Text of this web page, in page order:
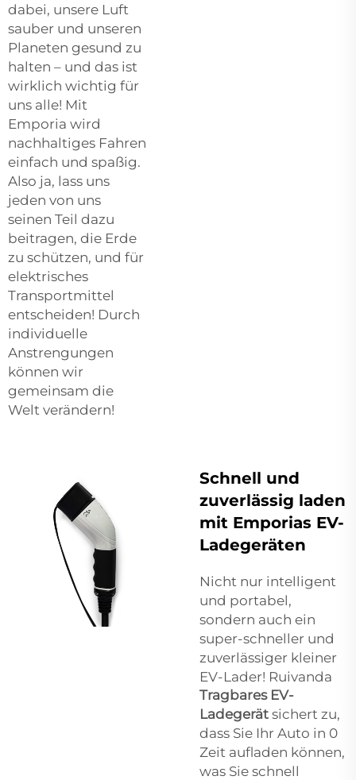
dabei, unsere Luft
sauber und unseren
Planeten gesund zu
halten – und das ist
wirklich wichtig für
uns alle! Mit
Emporia wird
nachhaltiges Fahren
einfach und spaßig.
Also ja, lass uns
jeden von uns
seinen Teil dazu
beitragen, die Erde
zu schützen, und für
elektrisches
Transportmittel
entscheiden! Durch
individuelle
Anstrengungen
können wir
gemeinsam die
Welt verändern!
Schnell und
zuverlässig laden
mit Emporias EV-
Ladegeräten
Nicht nur intelligent
und portabel,
sondern auch ein
super-schneller und
zuverlässiger kleiner
EV-Lader! Ruivanda
Tragbares EV-
Ladegerät sichert zu,
dass Sie Ihr Auto in 0
Zeit aufladen können,
was Sie schnell